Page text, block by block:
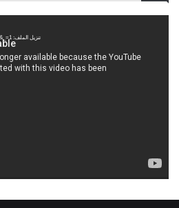
تنزيل الملف: https://www.youtube.com/watch?v=FJdj7tk_7jI&_=1